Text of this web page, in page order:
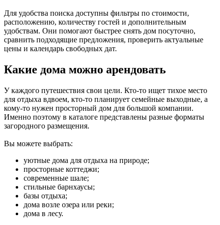
Для удобства поиска доступны фильтры по стоимости,
расположению, количеству гостей и дополнительным
удобствам. Они помогают быстрее снять дом посуточно,
сравнить подходящие предложения, проверить актуальные
цены и календарь свободных дат.
Какие дома можно арендовать
У каждого путешествия свои цели. Кто-то ищет тихое место
для отдыха вдвоем, кто-то планирует семейные выходные, а
кому-то нужен просторный дом для большой компании.
Именно поэтому в каталоге представлены разные форматы
загородного размещения.
Вы можете выбрать:
уютные дома для отдыха на природе;
просторные коттеджи;
современные шале;
стильные барнхаусы;
базы отдыха;
дома возле озера или реки;
дома в лесу.